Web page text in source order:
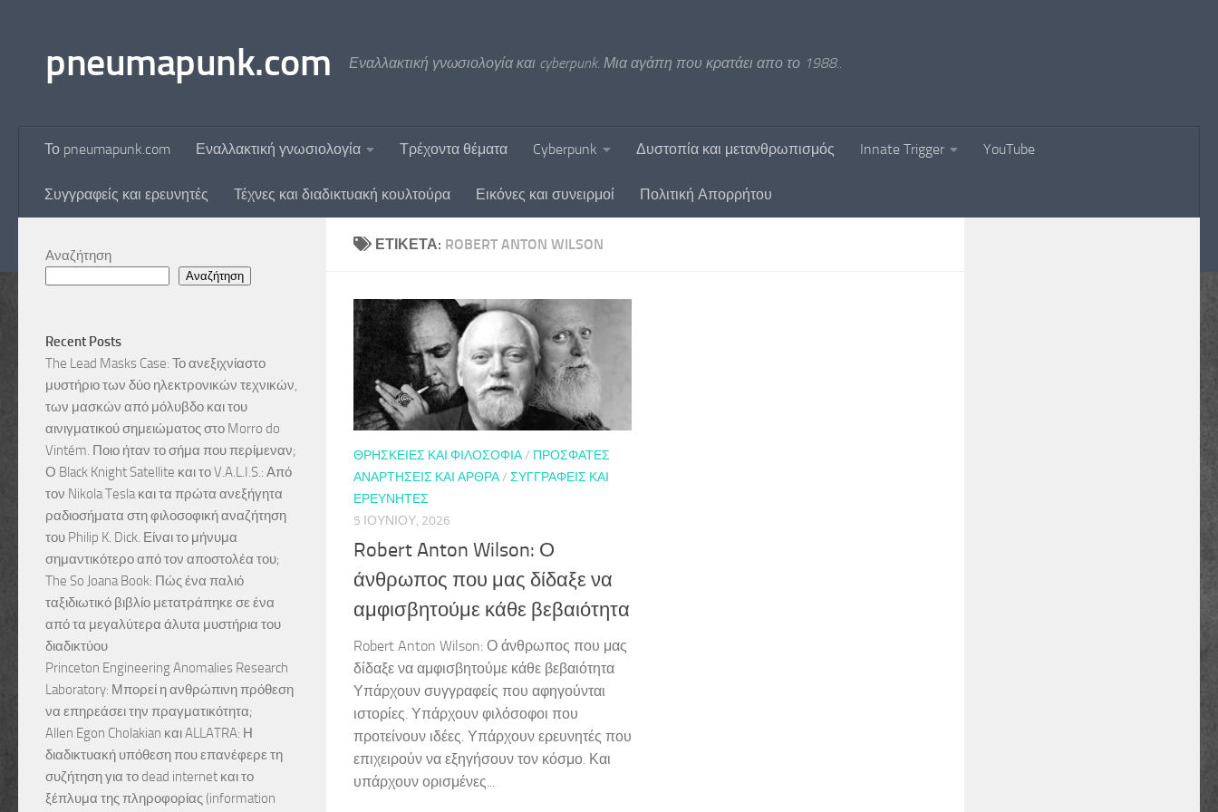
pneumapunk.com Εναλλακτική γνωσιολογία και cyberpunk. Μια αγάπη που κρατάει απο το 1988..
Το pneumapunk.com Εναλλακτική γνωσιολογία Τρέχοντα θέματα Cyberpunk Δυστοπία και μετανθρωπισμός Innate Trigger YouTube
Συγγραφείς και ερευνητές Τέχνες και διαδικτυακή κουλτούρα Εικόνες και συνειρμοί Πολιτική Απορρήτου
ΕΤΙΚΈΤΑ: ROBERT ANTON WILSON
ΘΡΗΣΚΕΊΕΣ ΚΑΙ ΦΙΛΟΣΟΦΊΑ/ ΠΡΌΣΦΑΤΕΣ
ΑΝΑΡΤΉΣΕΙΣ ΚΑΙ ΆΡΘΡΑ/ ΣΥΓΓΡΑΦΕΊΣ ΚΑΙ
ΕΡΕΥΝΗΤΈΣ
5 ΙΟΥΝΊΟΥ, 2026
Robert Anton Wilson: Ο
άνθρωπος που μας δίδαξε να
αμφισβητούμε κάθε βεβαιότητα
Robert Anton Wilson: Ο άνθρωπος που μας
δίδαξε να αμφισβητούμε κάθε βεβαιότητα
Υπάρχουν συγγραφείς που αφηγούνται
ιστορίες. Υπάρχουν φιλόσοφοι που
προτείνουν ιδέες. Υπάρχουν ερευνητές που
επιχειρούν να εξηγήσουν τον κόσμο. Και
υπάρχουν ορισμένες...
Αναζήτηση
Αναζήτηση
Recent Posts
The Lead Masks Case: Το ανεξιχνίαστο
μυστήριο των δύο ηλεκτρονικών τεχνικών,
των μασκών από μόλυβδο και του
αινιγματικού σημειώματος στο Morro do
Vintém. Ποιο ήταν το σήμα που περίμεναν;
Ο Black Knight Satellite και το V.A.L.I.S.: Από
τον Nikola Tesla και τα πρώτα ανεξήγητα
ραδιοσήματα στη φιλοσοφική αναζήτηση
του Philip K. Dick. Είναι το μήνυμα
σημαντικότερο από τον αποστολέα του;
The So Joana Book: Πώς ένα παλιό
ταξιδιωτικό βιβλίο μετατράπηκε σε ένα
από τα μεγαλύτερα άλυτα μυστήρια του
διαδικτύου
Princeton Engineering Anomalies Research
Laboratory: Μπορεί η ανθρώπινη πρόθεση
να επηρεάσει την πραγματικότητα;
Allen Egon Cholakian και ALLATRA: Η
διαδικτυακή υπόθεση που επανέφερε τη
συζήτηση για το dead internet και το
ξέπλυμα της πληροφορίας (information